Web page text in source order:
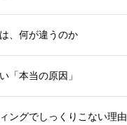
、何が違うのか
「本当の原因」
ングでしっくりこない理由